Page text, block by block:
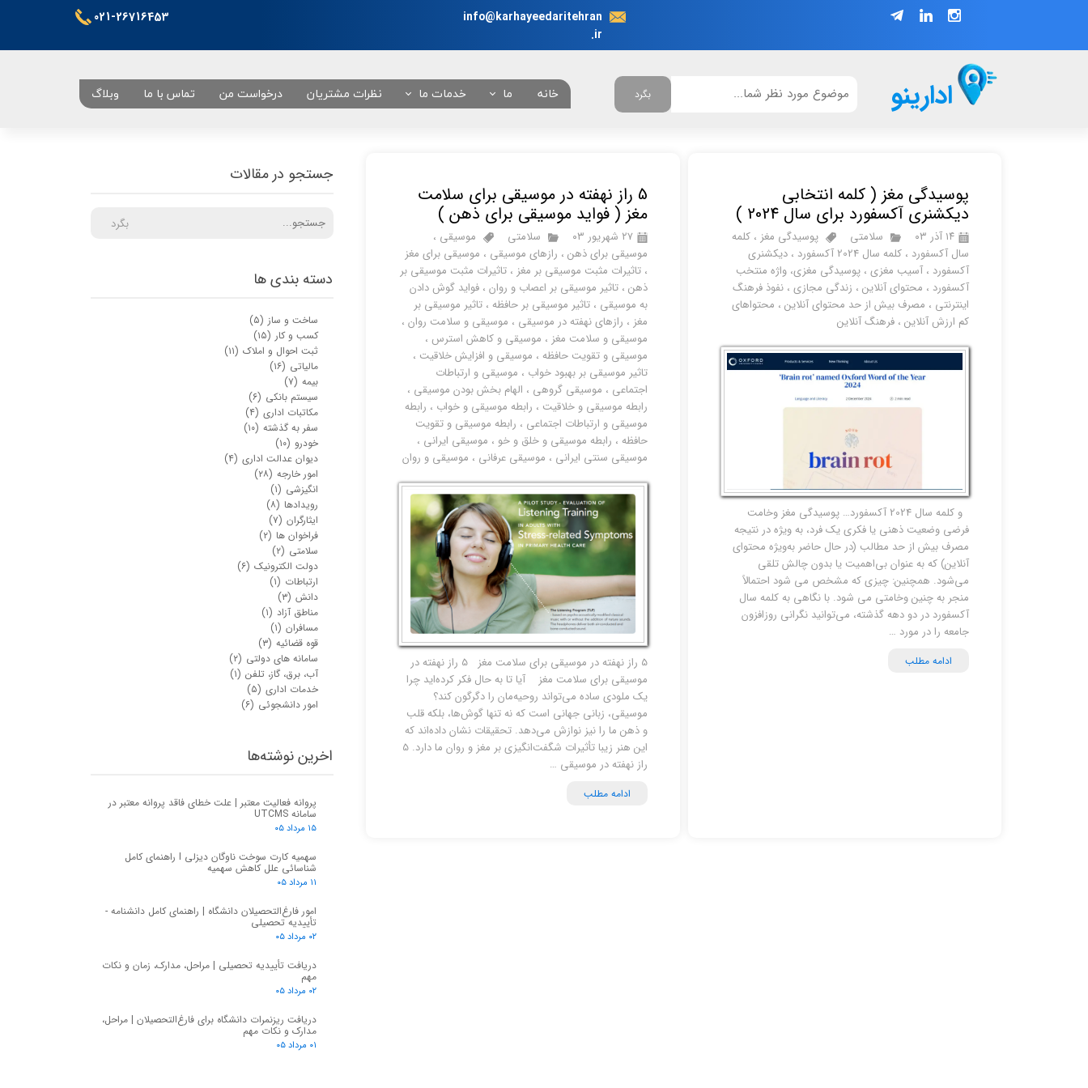
021-26716453
info@karhayeedaritehran
.ir
ادارینو خانه ما خدمات ما
تعرفه خدمات
امور خودروئی
امور دانشجوئی
امور کنسولی
امور شهرداری
امور مالیاتی
نظرات مشتریان درخواست من تماس با ما وبلاگ بگرد
پوسیدگی مغز ( کلمه انتخابی
دیکشنری آکسفورد برای سال 2024 )
۱۴ آذر ۰۳ سلامتی پوسیدگی مغز ، کلمه
سال آکسفورد ، کلمه سال 2024 آکسفورد ، دیکشنری
آکسفورد ، آسیب مغزی ، پوسیدگی مغزی، واژه منتخب
آکسفورد ، محتوای آنلاین ، زندگی مجازی ، نفوذ فرهنگ
اینترنتی ، مصرف بیش از حد محتوای آنلاین ، محتواهای
کم ارزش آنلاین ، فرهنگ آنلاین
و کلمه سال 2024 آکسفورد… پوسیدگی مغز وخامت
فرضی وضعیت ذهنی یا فکری یک فرد، به ویژه در نتیجه
مصرف بیش از حد مطالب (در حال حاضر به‌ویژه محتوای
آنلاین) که به عنوان بی‌اهمیت یا بدون چالش تلقی
می‌شود. همچنین: چیزی که مشخص می شود احتمالاً
منجر به چنین وخامتی می شود. با نگاهی به کلمه سال
آکسفورد در دو دهه گذشته، می‌توانید نگرانی روزافزون
جامعه را در مورد …
ادامه مطلب
5 راز نهفته در موسیقی برای سلامت
مغز ( فواید موسیقی برای ذهن )
۲۷ شهریور ۰۳ سلامتی موسیقی ،
موسیقی برای ذهن ، رازهای موسیقی ، موسیقی برای مغز
،تاثیرات مثبت موسیقی بر مغز ،تاثیرات مثبت موسیقی بر
ذهن ،تاثیر موسیقی بر اعصاب و روان ،فواید گوش دادن
به موسیقی ،تاثیر موسیقی بر حافظه ،تاثیر موسیقی بر
مغز ، رازهای نهفته در موسیقی ، موسیقی و سلامت روان ،
موسیقی و سلامت مغز ، موسیقی و کاهش استرس ،
موسیقی و تقویت حافظه ، موسیقی و افزایش خلاقیت ،
تاثیر موسیقی بر بهبود خواب ، موسیقی و ارتباطات
اجتماعی ، موسیقی گروهی ، الهام بخش بودن موسیقی ،
رابطه موسیقی و خلاقیت ، رابطه موسیقی و خواب ، رابطه
موسیقی و ارتباطات اجتماعی ، رابطه موسیقی و تقویت
حافظه ، رابطه موسیقی و خلق و خو ، موسیقی ایرانی ،
موسیقی سنتی ایرانی ، موسیقی عرفانی ، موسیقی و روان
5 راز نهفته در موسیقی برای سلامت مغز 5 راز نهفته در
موسیقی برای سلامت مغز آیا تا به حال فکر کرده‌اید چرا
یک ملودی ساده می‌تواند روحیه‌مان را دگرگون کند؟
موسیقی، زبانی جهانی است که نه تنها گوش‌ها، بلکه قلب
و ذهن ما را نیز نوازش می‌دهد. تحقیقات نشان داده‌اند که
این هنر زیبا تأثیرات شگفت‌انگیزی بر مغز و روان ما دارد. 5
راز نهفته در موسیقی …
ادامه مطلب
دسته بندی ها
ساخت و ساز (۵)
کسب و کار (۱۵)
ثبت احوال و املاک (۱۱)
مالیاتی (۱۶)
بیمه (۷)
سیستم بانکی (۶)
مکاتبات اداری (۴)
سفر به گذشته (۱۰)
خودرو (۱۰)
دیوان عدالت اداری (۴)
امور خارجه (۲۸)
انگیزشی (۱)
رویدادها (۸)
ایثارگران (۷)
فراخوان ها (۲)
سلامتی (۲)
دولت الکترونیک (۶)
ارتباطات (۱)
دانش (۳)
مناطق آزاد (۱)
مسافران (۱)
قوه قضائیه (۳)
سامانه های دولتی (۲)
آب، برق، گاز، تلفن (۱)
خدمات اداری (۵)
امور دانشجوئی (۶)
جستجو در مقالات
بگرد
پروانه فعالیت معتبر | علت خطای فاقد پروانه معتبر در
سامانه UTCMS
۱۵ مرداد ۰۵
سهمیه کارت سوخت ناوگان دیزلی I راهنمای کامل
شناسائی علل کاهش سهمیه
۱۱ مرداد ۰۵
امور فارغ‌التحصیلان دانشگاه | راهنمای کامل دانشنامه -
تأییدیه تحصیلی
۰۲ مرداد ۰۵
دریافت تأییدیه تحصیلی | مراحل، مدارک، زمان و نکات
مهم
۰۲ مرداد ۰۵
دریافت ریزنمرات دانشگاه برای فارغ‌التحصیلان | مراحل،
مدارک و نکات مهم
۰۱ مرداد ۰۵
اخرین نوشته‌ها